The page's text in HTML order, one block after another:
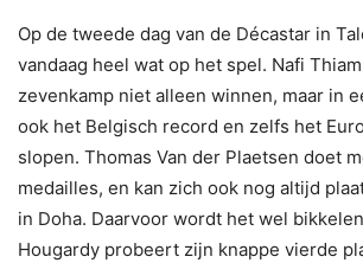
Op de tweede dag van de Décastar in
vandaag heel wat op het spel. Nafi
zevenkamp niet alleen winnen, maar in
ook het Belgisch record en zelfs het
slopen. Thomas Van der Plaetsen doet
medailles, en kan zich ook nog altijd
in Doha. Daarvoor wordt het wel
Hougardy probeert zijn knappe vierde